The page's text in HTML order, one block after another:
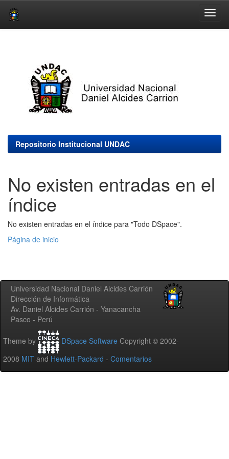
Repositorio Institucional UNDAC
No existen entradas en el
índice
No existen entradas en el índice para "Todo DSpace".
Página de inicio
Universidad Nacional Daniel Alcides Carrión
Dirección de Informática
Av. Daniel Alcides Carrión - Yanacancha
Pasco - Perú
Theme by DSpace Software Copyright © 2002-
2008 MIT and Hewlett-Packard - Comentarios